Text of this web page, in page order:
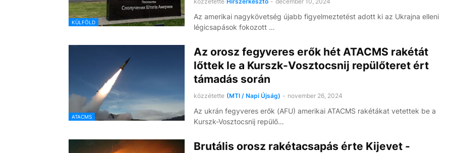
KÜLFÖLD
Az amerikai nagykövetség újabb figyelmeztetést adott ki az Ukrajna elleni
légicsapások fokozott …
ATACMS
Az orosz fegyveres erők hét ATACMS rakétát
lőttek le a Kurszk-Vosztocsnij repülőteret ért
támadás során
közzétette (MTI / Napi Újság) - november 26, 2024
Az ukrán fegyveres erők (AFU) amerikai ATACMS rakétákat vetettek be a
Kurszk-Vosztocsnij repülő…
Brutális orosz rakétacsapás érte Kijevet -